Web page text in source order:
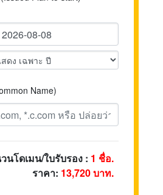
Name)
นโดเมน/ใบรับรอง : 1 ชื่อ.
ราคา: 13,720บาท.